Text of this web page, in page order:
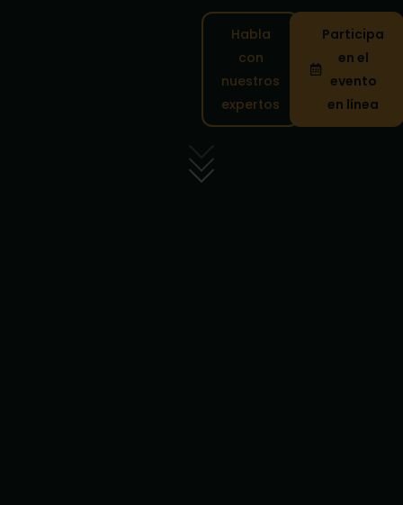
Habla
con
nuestros
expertos
Participa
en el
evento
en línea